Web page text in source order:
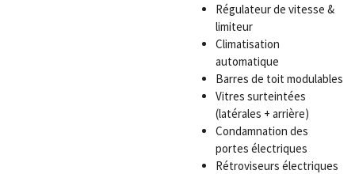
Régulateur de vitesse &
limiteur
Climatisation
automatique
Barres de toit modulables
Vitres surteintées
(latérales + arrière)
Condamnation des
portes électriques
Rétroviseurs électriques